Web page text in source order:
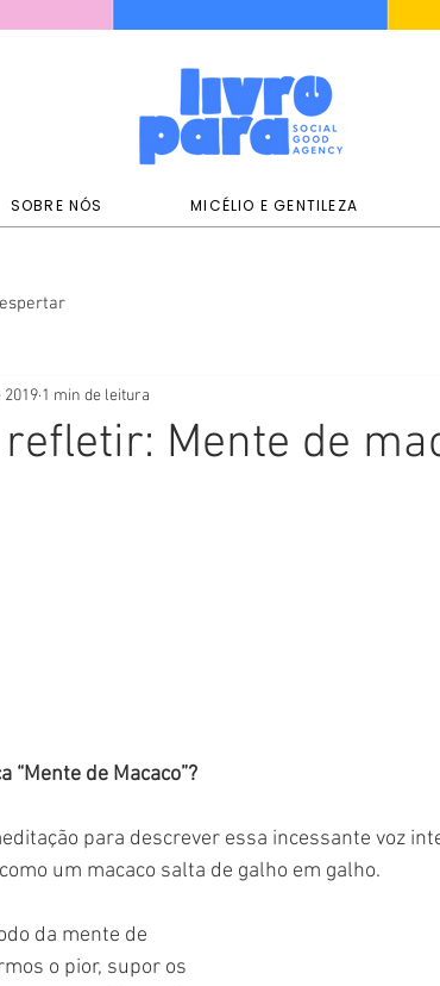
SOBRE NÓS MICÉLIO E GENTILEZA
Mente de
2019 1 min de leitura
“Mente de Macaco”?
para descrever essa incessante voz
um macaco salta de galho em galho.
da mente de
o pior, supor os